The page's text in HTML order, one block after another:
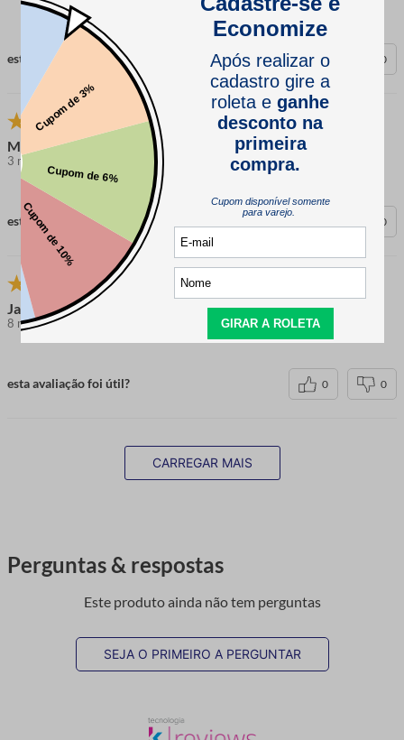
esta avaliação foi útil? 0 0
Marcia C.
3 meses atrás comprador verificado
esta avaliação foi útil? 0
Jaqueline D.
8 meses atrás comprador verificado
esta avaliação foi útil? 0 0
CARREGAR MAIS
Perguntas & respostas
Este produto ainda não tem perguntas
SEJA O PRIMEIRO A PERGUNTAR